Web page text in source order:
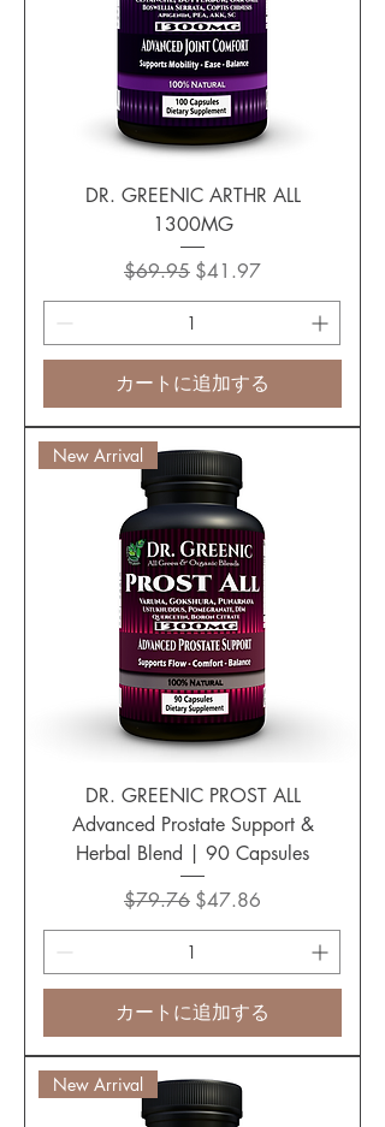
DR. GREENIC ARTHR ALL
1300MG
通常価格
$69.95 セール価格
$41.97
カートに追加する
New Arrival
DR. GREENIC PROST ALL
Advanced Prostate Support &
Herbal Blend | 90 Capsules
通常価格
$79.76 セール価格
$47.86
カートに追加する
New Arrival